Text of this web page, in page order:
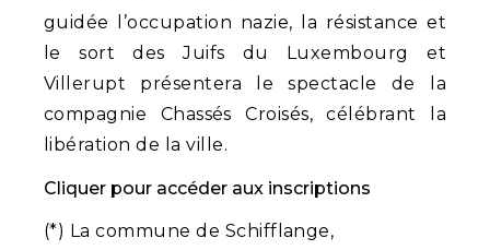
guidée l’occupation nazie, la résistance et
le sort des Juifs du Luxembourg et
Villerupt présentera le spectacle de la
compagnie Chassés Croisés, célébrant la
libération de la ville.
Cliquer pour accéder aux inscriptions
(*) La commune de Schifflange,